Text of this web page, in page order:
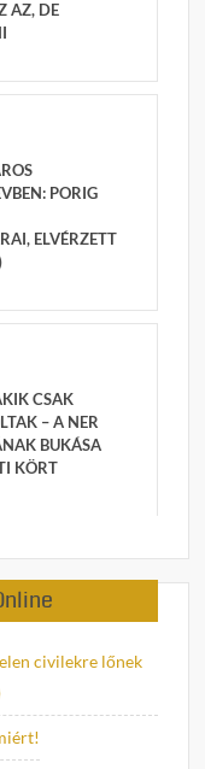
AZ, DE
PORIG
ELVÉRZETT
CSAK
– A NER
BUKÁSA
KÖRT
civilekre lőnek